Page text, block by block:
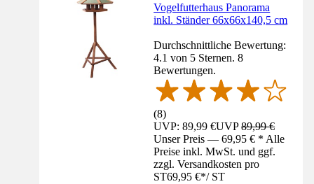
Vogelfutterhaus Panorama
inkl. Ständer 66x66x140,5 cm
Durchschnittliche Bewertung:
4.1 von 5 Sternen. 8
Bewertungen.
(8)
UVP: 89,99 €UVP89,99 €
Unser Preis — 69,95 € * Alle
Preise inkl. MwSt. und ggf.
zzgl. Versandkosten pro
ST69,95 €*/ ST